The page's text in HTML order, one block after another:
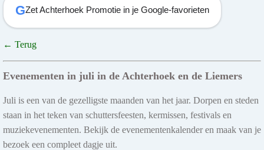
GZet Achterhoek Promotie in je Google-favorieten
← Terug
Evenementen in juli in de Achterhoek en de Liemers
Juli is een van de gezelligste maanden van het jaar. Dorpen en steden
staan in het teken van schuttersfeesten, kermissen, festivals en
muziekevenementen. Bekijk de evenementenkalender en maak van je
bezoek een compleet dagje uit.